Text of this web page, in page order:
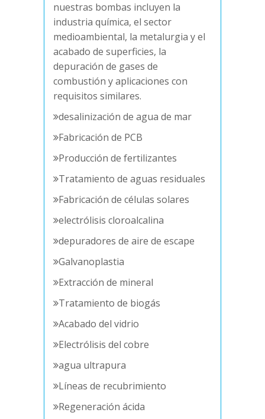
nuestras bombas incluyen la
industria química, el sector
medioambiental, la metalurgia y el
acabado de superficies, la
depuración de gases de
combustión y aplicaciones con
requisitos similares.
desalinización de agua de mar
Fabricación de PCB
Producción de fertilizantes
Tratamiento de aguas residuales
Fabricación de células solares
electrólisis cloroalcalina
depuradores de aire de escape
Galvanoplastia
Extracción de mineral
Tratamiento de biogás
Acabado del vidrio
Electrólisis del cobre
agua ultrapura
Líneas de recubrimiento
Regeneración ácida